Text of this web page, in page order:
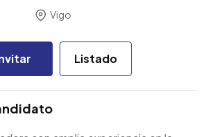
Vigo
Listado